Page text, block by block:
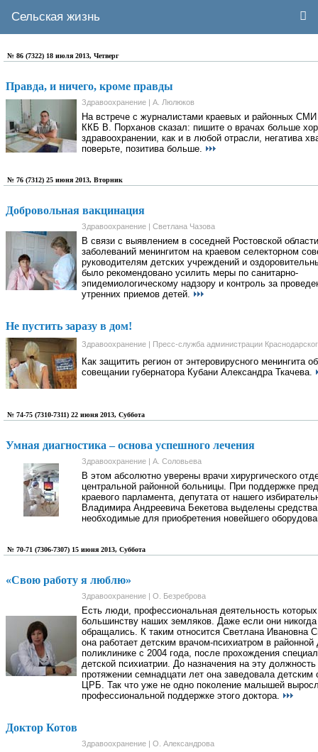
Сельская жизнь
№ 86 (7322) 18 июля 2013, Четверг
Правда, и ничего, кроме правды
Здравоохранение | А. Люлюков
На встрече с журналистами краевых и районных
ККБ В. Порханов сказал: пишите о врачах больше
здравоохранении, как и в любой отрасли, негатива
поверьте, позитива больше.
№ 76 (7312) 25 июня 2013, Вторник
Добровольная вакцинация
Здравоохранение | Светлана Чазова
В связи с выявлением в соседней Ростовской
заболеваний менингитом на краевом селекторном
руководителям детских учреждений и
было рекомендовано усилить меры по санитарно-
эпидемиологическому надзору и контроль за
утренних приемов детей.
Не пустить заразу в дом!
Здравоохранение | Пресс-служба администрации
Как защитить регион от энтеровирусного менингита
совещании губернатора Кубани Александра Ткачева.
№ 74-75 (7310-7311) 22 июня 2013, Суббота
Умная диагностика – основа успешного лечения
Здравоохранение | А. Соловьева
В этом абсолютно уверены врачи хирургического
центральной районной больницы. При поддержке
краевого парламента, депутата от нашего
Владимира Андреевича Бекетова выделены
необходимые для приобретения новейшего
№ 70-71 (7306-7307) 15 июня 2013, Суббота
«Свою работу я люблю»
Здравоохранение | О. Безреброва
Есть люди, профессиональная деятельность которых
большинству наших земляков. Даже если они
обращались. К таким относится Светлана Ивановна
она работает детским врачом-психиатром в районной
поликлинике с 2004 года, после прохождения
детской психиатрии. До назначения на эту должность
протяжении семнадцати лет она заведовала детским
ЦРБ. Так что уже не одно поколение малышей
профессиональной поддержке этого доктора.
Доктор Котов
Здравоохранение | О. Александрова